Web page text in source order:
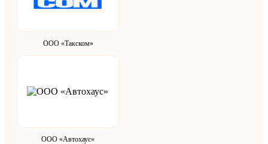
ООО «Такском»
ООО «Автохаус»